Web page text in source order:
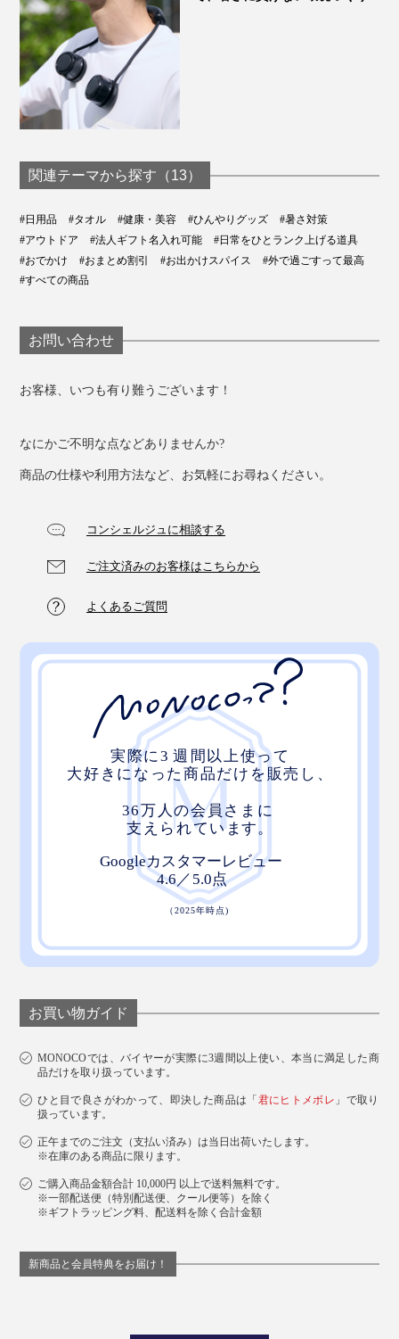
関連テーマから探す（13）
#日用品 #タオル #健康・美容 #ひんやりグッズ
#暑さ対策
#アウトドア
#法人ギフト名入れ可能
#日常をひとランク上げる道具
#おでかけ
#おまとめ割引 #お出かけスパイス
#外で過ごすって最高
#すべての商品
お問い合わせ
お客様、いつも有り難うございます！
なにかご不明な点などありませんか?
商品の仕様や利用方法など、お気軽にお尋ねください。
コンシェルジュに相談する
ご注文済みのお客様はこちらから
よくあるご質問
お買い物ガイド
MONOCOでは、バイヤーが実際に3週間以上使い、本当に満足した商
品だけを取り扱っています。
ひと目で良さがわかって、即決した商品は「 君にヒトメボレ 」で取り
扱っています。
正午までのご注文（支払い済み）は当日出荷いたします。
※在庫のある商品に限ります。
ご購入商品金額合計 10,000円 以上で送料無料です。
※一部配送便（特別配送便、クール便等）を除く
※ギフトラッピング料、配送料を除く合計金額
新商品と会員特典をお届け！